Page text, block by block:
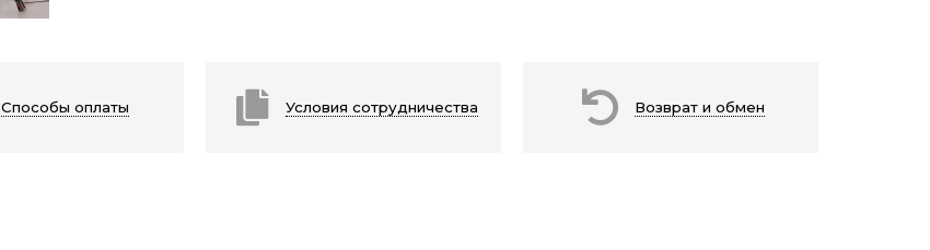
Способы оплаты Условия сотрудничества Возврат и обмен